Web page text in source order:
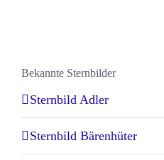
Bekannte Sternbilder
Sternbild Adler
Sternbild Bärenhüter